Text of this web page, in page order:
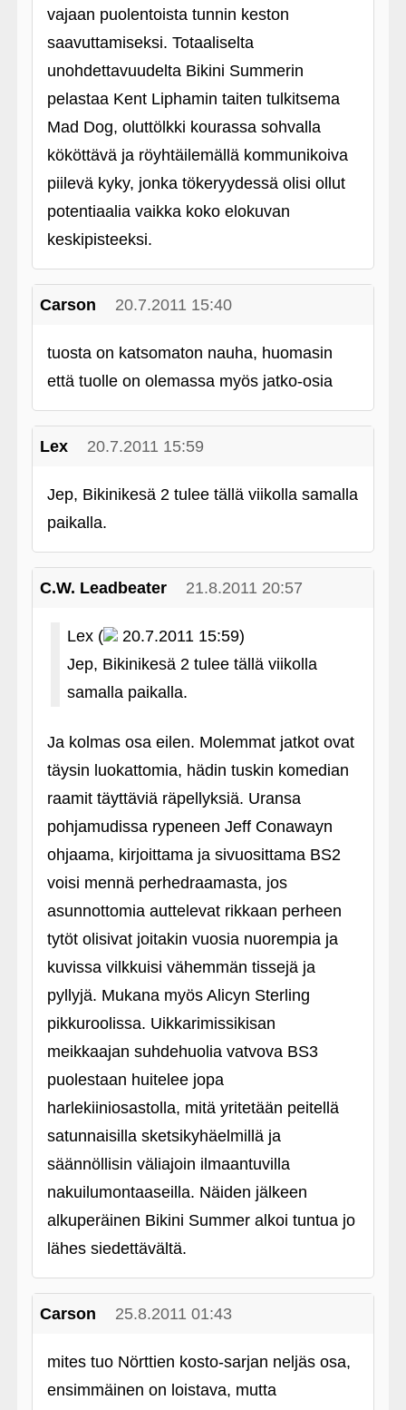
vajaan puolentoista tunnin keston
saavuttamiseksi. Totaaliselta
unohdettavuudelta Bikini Summerin
pelastaa Kent Liphamin taiten tulkitsema
Mad Dog, oluttölkki kourassa sohvalla
kököttävä ja röyhtäilemällä kommunikoiva
piilevä kyky, jonka tökeryydessä olisi ollut
potentiaalia vaikka koko elokuvan
keskipisteeksi.
Carson 20.7.2011 15:40
tuosta on katsomaton nauha, huomasin
että tuolle on olemassa myös jatko-osia
Lex 20.7.2011 15:59
Jep, Bikinikesä 2 tulee tällä viikolla samalla
paikalla.
C.W. Leadbeater 21.8.2011 20:57
Lex (
20.7.2011 15:59)
Jep, Bikinikesä 2 tulee tällä viikolla
samalla paikalla.
Ja kolmas osa eilen. Molemmat jatkot ovat
täysin luokattomia, hädin tuskin komedian
raamit täyttäviä räpellyksiä. Uransa
pohjamudissa rypeneen Jeff Conawayn
ohjaama, kirjoittama ja sivuosittama BS2
voisi mennä perhedraamasta, jos
asunnottomia auttelevat rikkaan perheen
tytöt olisivat joitakin vuosia nuorempia ja
kuvissa vilkkuisi vähemmän tissejä ja
pyllyjä. Mukana myös Alicyn Sterling
pikkuroolissa. Uikkarimissikisan
meikkaajan suhdehuolia vatvova BS3
puolestaan huitelee jopa
harlekiiniosastolla, mitä yritetään peitellä
satunnaisilla sketsikyhäelmillä ja
säännöllisin väliajoin ilmaantuvilla
nakuilumontaaseilla. Näiden jälkeen
alkuperäinen Bikini Summer alkoi tuntua jo
lähes siedettävältä.
Carson 25.8.2011 01:43
mites tuo Nörttien kosto-sarjan neljäs osa,
ensimmäinen on loistava, mutta